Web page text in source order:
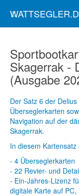
Skagerrak -
(Ausgabe
Der Satz 6 der
Überseglerkarten
Navigation auf der
Skagerrak.
In diesem Kartensatz
- 4 Überseglerkarten
- 22 Revier- und
- Ein-Jahres-Lizenz
digitale Karte auf